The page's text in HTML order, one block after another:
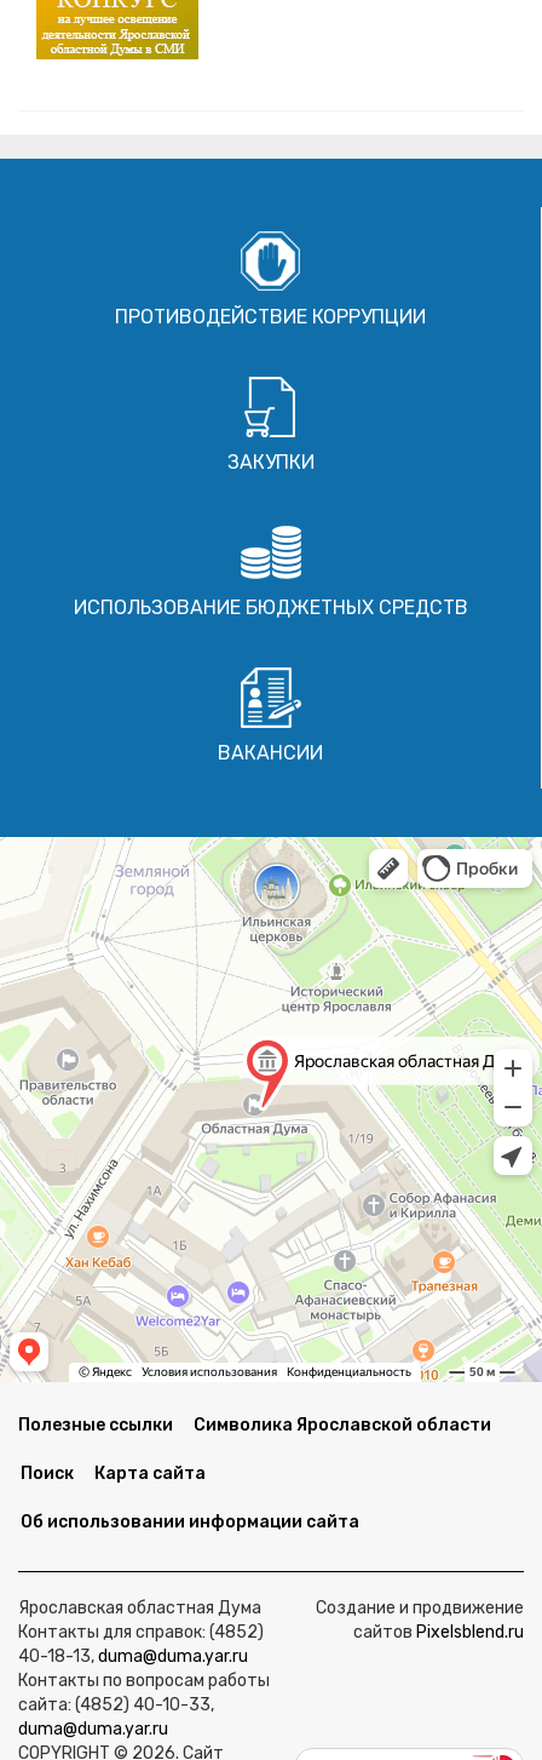
ПРОТИВОДЕЙСТВИЕ КОРРУПЦИИ
ЗАКУПКИ
ИСПОЛЬЗОВАНИЕ БЮДЖЕТНЫХ СРЕДСТВ
ВАКАНСИИ
Полезные ссылки Символика Ярославской области
Поиск Карта сайта
Об использовании информации сайта
Ярославская областная Дума
Контакты для справок: (4852)
40-18-13,duma@duma.yar.ru
Контакты по вопросам работы
сайта: (4852) 40-10-33,
duma@duma.yar.ru
COPYRIGHT © 2026. Сайт
Создание и продвижение
сайтов Pixelsblend.ru